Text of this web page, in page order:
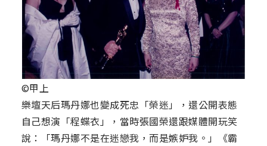
©甲上
樂壇天后瑪丹娜也變成死忠「榮迷」，還公開表態
自己想演「程蝶衣」，當時張國榮還跟媒體開玩笑
說：「瑪丹娜不是在迷戀我，而是嫉妒我。」《霸